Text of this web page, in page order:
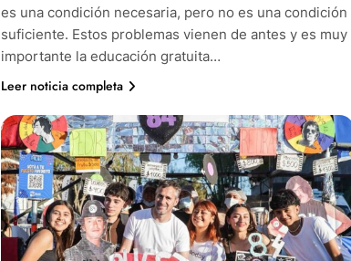
es una condición necesaria, pero no es una condición
suficiente. Estos problemas vienen de antes y es muy
importante la educación gratuita…
Leer noticia completa